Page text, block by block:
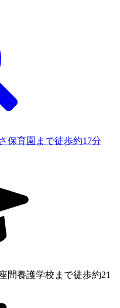
保育園まで徒歩約17分
間養護学校まで徒歩約21